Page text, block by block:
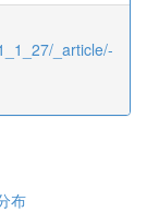
_article/-
布